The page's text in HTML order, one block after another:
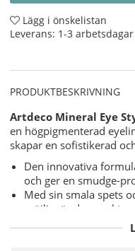
Lägg i önskelistan
Leverans: 1-3 arbetsdagar
PRODUKTBESKRIVNING
Artdeco Mineral Eye
en högpigmenterad
skapar en sofistikerad
Den innovativa
och ger en smudge-
Med sin smala spets
möjliggör den exakt
mica tillför en subtil
Den krämiga